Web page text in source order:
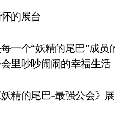
的展台
个“妖精的尾巴”成员
里吵吵闹闹的幸福生活
的尾巴-最强公会》展